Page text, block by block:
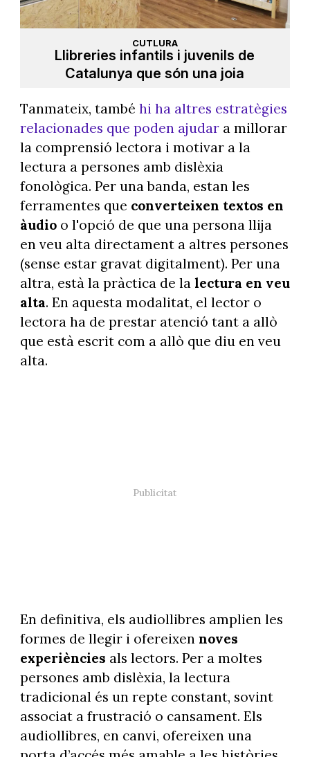
CUTLURA
Llibreries infantils i juvenils de
Catalunya que són una joia
Tanmateix, també hi ha altres estratègies
relacionades que poden ajudara millorar
la comprensió lectora i motivar a la
lectura a persones amb dislèxia
fonològica. Per una banda, estan les
ferramentes que converteixen textos en
àudioo l'opció de que una persona llija
en veu alta directament a altres persones
(sense estar gravat digitalment). Per una
altra, està la pràctica de lalectura en veu
alta. En aquesta modalitat, el lector o
lectora ha de prestar atenció tant a allò
que està escrit com a allò que diu en veu
alta.
En definitiva, els audiollibres amplien les
formes de llegir i ofereixennoves
experiències als lectors. Per a moltes
persones amb dislèxia, la lectura
tradicional és un repte constant, sovint
associat a frustració o cansament. Els
audiollibres, en canvi, ofereixen una